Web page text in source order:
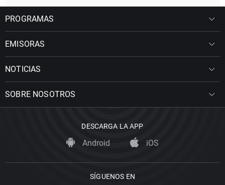
PROGRAMAS
EMISORAS
NOTICIAS
SOBRE NOSOTROS
DESCARGA LA APP
Android iOS
SÍGUENOS EN